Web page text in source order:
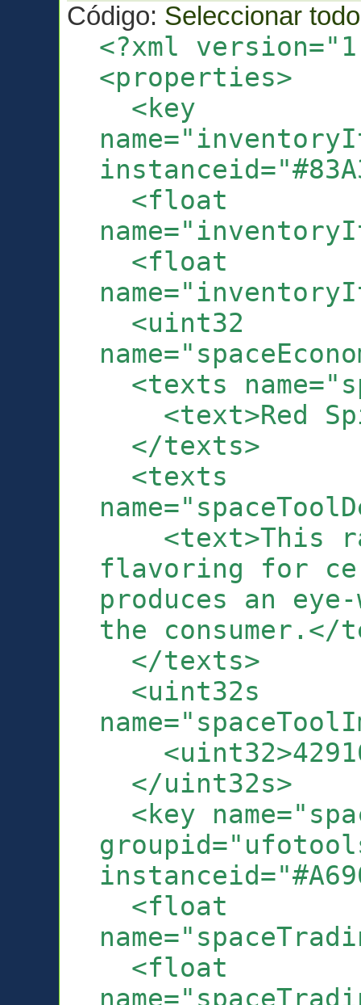
Código: Seleccionar todo
<?xml
<properties>
<key
<float
<float
<uint32
<texts
<text>Red
</texts>
<texts
<text>This
flavoring for
produces an
the consumer.</
</texts>
<uint32s
</uint32s>
<key
<float
<float